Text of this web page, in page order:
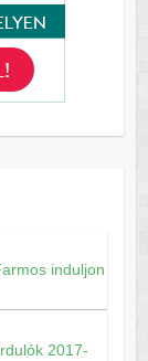
induljon
2017-